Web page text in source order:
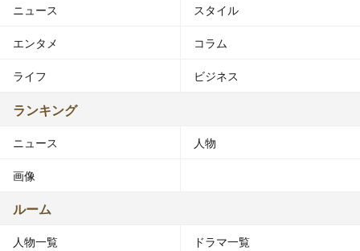
ニュース スタイル
エンタメ コラム
ライフ ビジネス
ランキング
ニュース 人物
画像
ルーム
人物一覧 ドラマ一覧